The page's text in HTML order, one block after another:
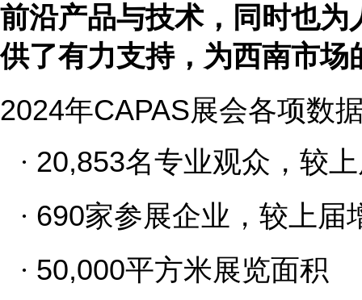
前沿产品与技术，同时也为
供了有力支持，为西南市
2024年CAPAS展会各项数
· 20,853名专业观众 ，较
· 690家参展企业 ，较上届
· 50,000平方米展览面积